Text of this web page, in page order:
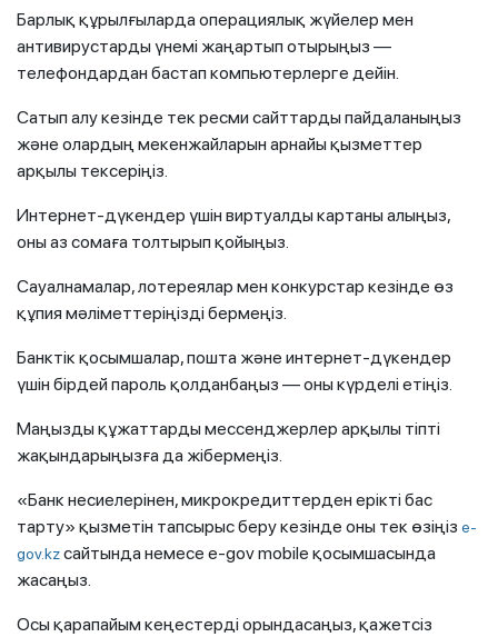
Барлық құрылғыларда операциялық жүйелер мен
антивирустарды үнемі жаңартып отырыңыз —
телефондардан бастап компьютерлерге дейін.
Сатып алу кезінде тек ресми сайттарды пайдаланыңыз
және олардың мекенжайларын арнайы қызметтер
арқылы тексеріңіз.
Интернет-дүкендер үшін виртуалды картаны алыңыз,
оны аз сомаға толтырып қойыңыз.
Сауалнамалар, лотереялар мен конкурстар кезінде өз
құпия мәліметтеріңізді бермеңіз.
Банктік қосымшалар, пошта және интернет-дүкендер
үшін бірдей пароль қолданбаңыз — оны күрделі етіңіз.
Маңызды құжаттарды мессенджерлер арқылы тіпті
жақындарыңызға да жібермеңіз.
«Банк несиелерінен, микрокредиттерден ерікті бас
тарту» қызметін тапсырыс беру кезінде оны тек өзіңіз e-
gov.kzсайтында немесе e-gov mobile қосымшасында
жасаңыз.
Осы қарапайым кеңестерді орындасаңыз, қажетсіз